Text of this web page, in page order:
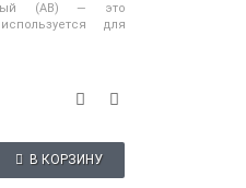
(АВ) — это
для
В КОРЗИНУ